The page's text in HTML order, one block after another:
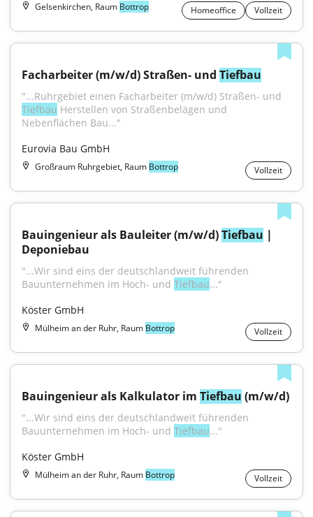
Gelsenkirchen, Raum Bottrop Homeoffice Vollzeit
Facharbeiter (m/w/d) Straßen- und Tiefbau
Tiefbau Herstellen von Straßenbelägen und
Nebenflächen Bau..."
Eurovia Bau GmbH
Großraum Ruhrgebiet, Raum Bottrop Vollzeit
Bauingenieur als Bauleiter (m/w/d) Tiefbau |
Deponiebau
"...Wir sind eins der deutschlandweit führenden
Bauunternehmen im Hoch- und Tiefbau..."
Köster GmbH
Mülheim an der Ruhr, Raum Bottrop Vollzeit
Bauingenieur als Kalkulator im Tiefbau (m/w/d)
"...Wir sind eins der deutschlandweit führenden
Bauunternehmen im Hoch- und Tiefbau..."
Köster GmbH
Mülheim an der Ruhr, Raum Bottrop Vollzeit